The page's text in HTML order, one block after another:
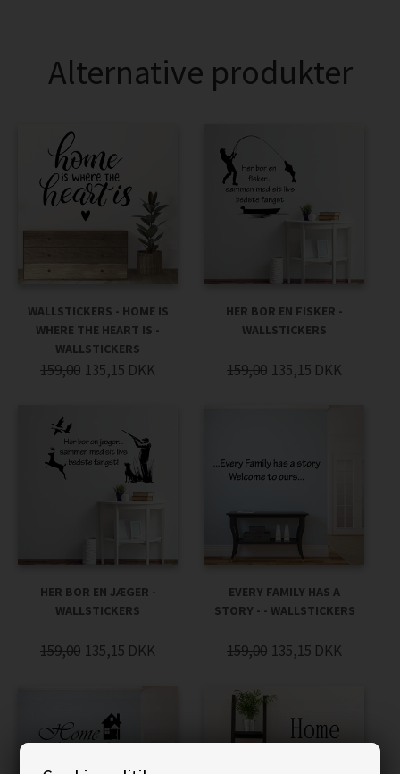
Alternative produkter
WALLSTICKERS - HOME IS
WHERE THE HEART IS -
WALLSTICKERS
159,00 135,15 DKK
HER BOR EN FISKER -
WALLSTICKERS
159,00 135,15 DKK
HER BOR EN JÆGER -
WALLSTICKERS
159,00 135,15 DKK
EVERY FAMILY HAS A
STORY - - WALLSTICKERS
159,00 135,15 DKK